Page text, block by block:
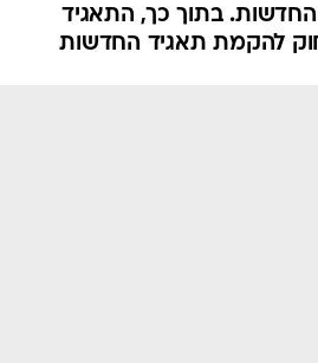
החדשות. בתוך כך, התאגיד
להקמת תאגיד החדשות